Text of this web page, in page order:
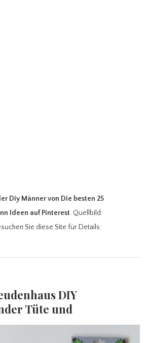
Diy Männervon Die besten 25
Ideen auf Pinterest. Quellbild:
Sie diese Site für Details:
DIY
Tüte und